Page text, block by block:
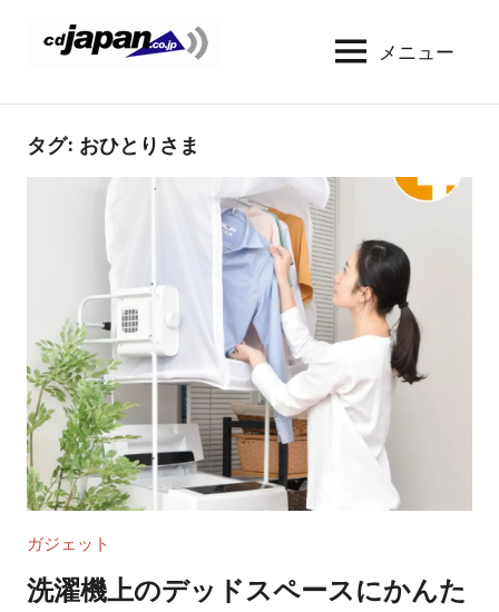
ン
CDJapan
Rental
レ
ン
タ
ル
情
報
と
察
メニュー
タグ: おひとりさま
ガジェット
洗濯機上のデッドスペースにかんた